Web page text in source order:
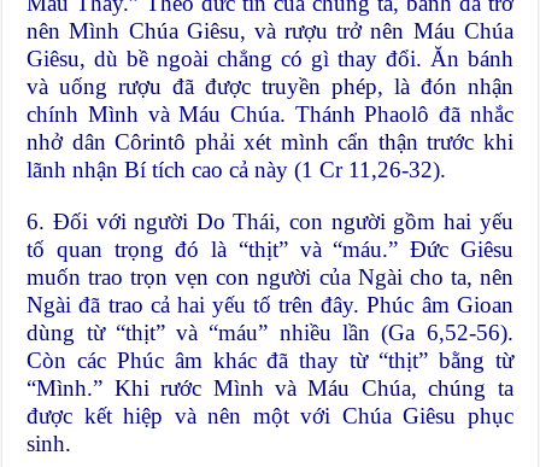
nên Mình Chúa Giêsu, và rượu trở nên Máu Chúa
Giêsu, dù bề ngoài chẳng có gì thay đổi. Ăn bánh
và uống rượu đã được truyền phép, là đón nhận
chính Mình và Máu Chúa. Thánh Phaolô đã nhắc
nhở dân Côrintô phải xét mình cẩn thận trước khi
lãnh nhận Bí tích cao cả này (1 Cr 11,26-32).
6. Đối với người Do Thái, con người gồm hai yếu
tố quan trọng đó là “thịt” và “máu.” Đức Giêsu
muốn trao trọn vẹn con người của Ngài cho ta, nên
Ngài đã trao cả hai yếu tố trên đây. Phúc âm Gioan
dùng từ “thịt” và “máu” nhiều lần (Ga 6,52-56).
Còn các Phúc âm khác đã thay từ “thịt” bằng từ
“Mình.” Khi rước Mình và Máu Chúa, chúng ta
được kết hiệp và nên một với Chúa Giêsu phục
sinh.